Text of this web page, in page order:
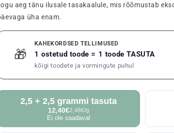
aeg tänu ilusale tasakaalule, mis rõõmustab
üha enam.
🎁
KAHEKORDSED TELLIMUSED
1 ostetud toode = 1 toode TASUTA
kõigi toodete ja vormingute puhul
2,5 + 2,5 grammi tasuta
12,40€2,48€/g
Ei ole saadaval